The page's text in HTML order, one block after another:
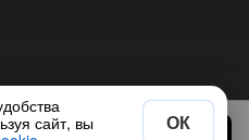
сайт, вы
ОК